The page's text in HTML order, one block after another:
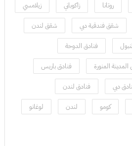
روتانا زاكوباني زيلامسي
شقق فندقية دبي شقق لندن
فنادق الدوحة
المدينة المنورة فنادق باريس
دبي فنادق لندن
كومو لندن لوغانو